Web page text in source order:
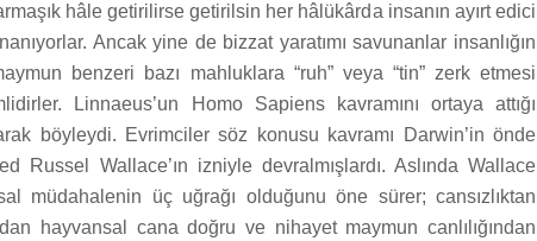
hâle getirilirse getirilsin her hâlükârda insanın ayırt edici
Ancak yine de bizzat yaratımı savunanlar insanlığın
benzeri bazı mahluklara “ruh” veya “tin” zerk etmesi
Linnaeus’un Homo Sapiens kavramını ortaya attığı
böyleydi. Evrimciler söz konusu kavramı Darwin’in önde
Russel Wallace’ın izniyle devralmışlardı. Aslında Wallace
müdahalenin üç uğrağı olduğunu öne sürer; cansızlıktan
hayvansal cana doğru ve nihayet maymun canlılığından